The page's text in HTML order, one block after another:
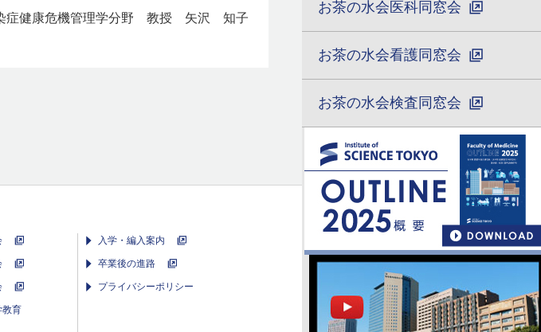
お茶の水会医科同窓会
お茶の水会看護同窓会
お茶の水会検査同窓会
症健康危機管理学分野 教授 矢沢 知子
教育
入学・編入案内
卒業後の進路
プライバシーポリシー